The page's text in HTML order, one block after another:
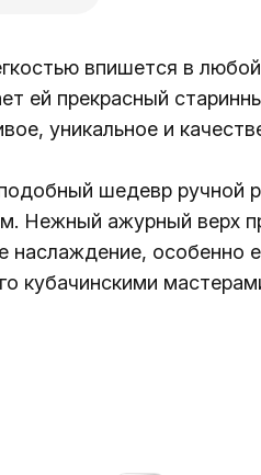
впишется в
ей прекрасный
уникальное и
шедевр ручной
Нежный ажурный верх
наслаждение, особенно
кубачинскими